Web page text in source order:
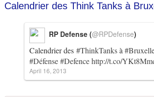
Calendrier des Think Tanks à
Calendrier des #ThinkTanksà
#Défense#Defencehttp://t.co/
RP Defense (@RPDefense)
April 16, 2013